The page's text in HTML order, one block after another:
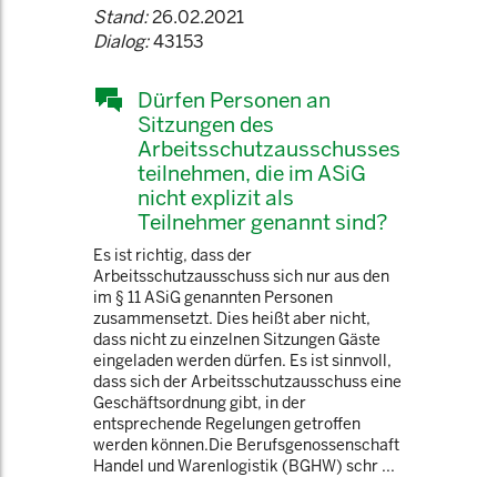
Stand:26.02.2021
Dialog:43153
Dürfen Personen an
Sitzungen des
Arbeitsschutzausschusses
teilnehmen, die im ASiG
nicht explizit als
Teilnehmer genannt sind?
Es ist richtig, dass der
Arbeitsschutzausschuss sich nur aus den
im § 11 ASiG genannten Personen
zusammensetzt. Dies heißt aber nicht,
dass nicht zu einzelnen Sitzungen Gäste
eingeladen werden dürfen. Es ist sinnvoll,
dass sich der Arbeitsschutzausschuss eine
Geschäftsordnung gibt, in der
entsprechende Regelungen getroffen
werden können.Die Berufsgenossenschaft
Handel und Warenlogistik (BGHW) schr ...